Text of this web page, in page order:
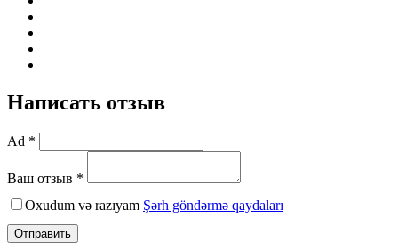
Написать отзыв
Ad *
Ваш отзыв *
Oxudum və razıyam Şərh göndərmə qaydaları
Отправить